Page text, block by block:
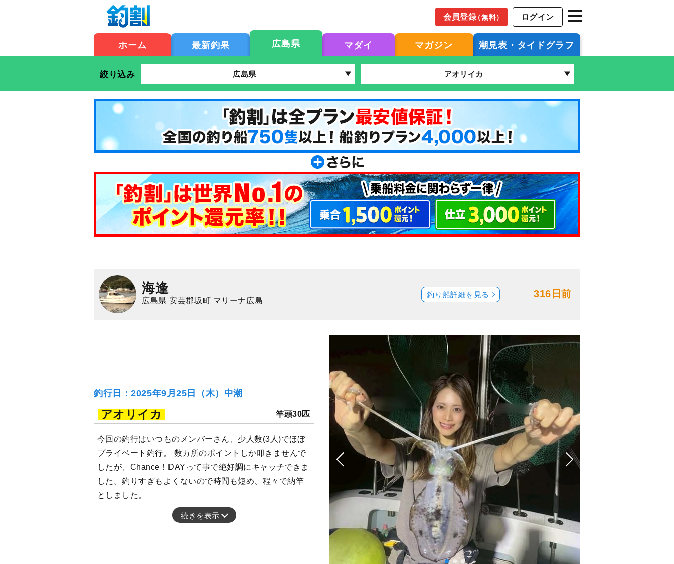
会員登録（無料） ログイン
ホーム 最新釣果 広島県 マダイ マガジン 潮見表・タイドグラフ
絞り込み 広島県 アオリイカ
海逢
広島県 安芸郡坂町 マリーナ広島
316日前
釣り船詳細を見る
釣行日：2025年9月25日（木）中潮
アオリイカ 竿頭30匹
今回の釣行はいつものメンバーさん、少人数(3人)でほぼ
プライベート釣行。 数カ所のポイントしか叩きませんで
したが、Chance！DAYって事で絶好調にキャッチできま
した。釣りすぎもよくないので時間も短め、程々で納竿
としました。
続きを表示